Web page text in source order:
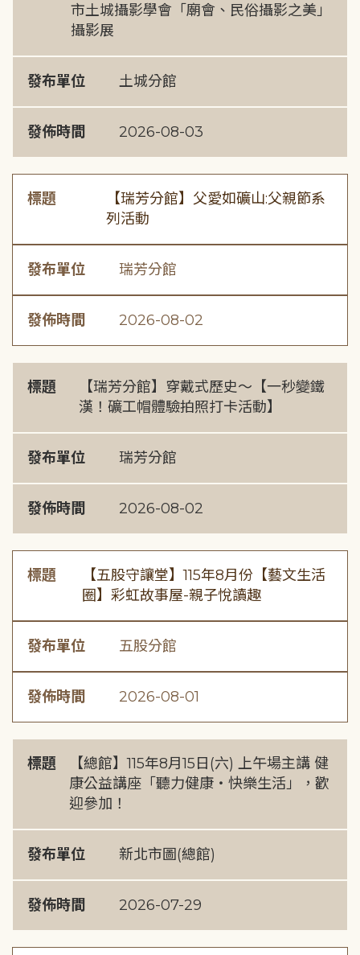
市土城攝影學會「廟會、民俗攝影之美」
攝影展
發布單位 土城分館
發佈時間 2026-08-03
標題
【瑞芳分館】父愛如礦山:父親節系
列活動
發布單位 瑞芳分館
發佈時間 2026-08-02
標題
【瑞芳分館】穿戴式歷史〜【一秒變鐵
漢！礦工帽體驗拍照打卡活動】
發布單位 瑞芳分館
發佈時間 2026-08-02
標題
【五股守讓堂】115年8月份【藝文生活
圈】彩虹故事屋-親子悅讀趣
發布單位 五股分館
發佈時間 2026-08-01
標題
【總館】115年8月15日(六) 上午場主講 健
康公益講座「聽力健康・快樂生活」，歡
迎參加！
發布單位 新北市圖(總館)
發佈時間 2026-07-29